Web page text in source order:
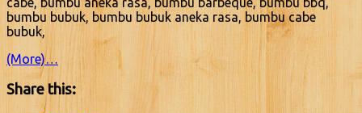
bumbu bubuk, bumbu bubuk aneka rasa, bumbu cabe
bubuk,
(More)…
Share this: